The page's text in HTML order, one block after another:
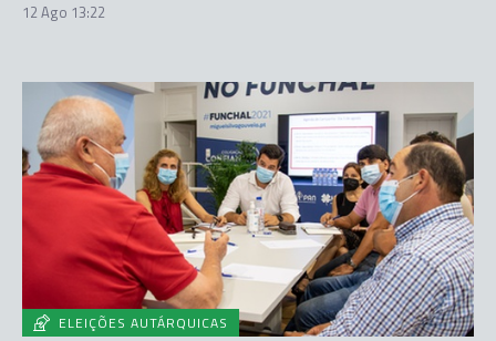
12 Ago 13:22
ELEIÇÕES AUTÁRQUICAS